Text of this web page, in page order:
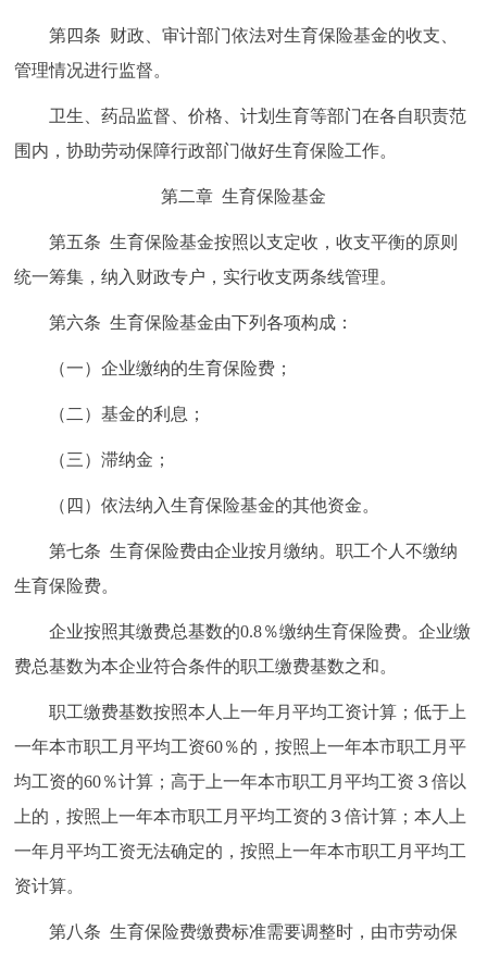
ESPAÑOL العربية PORTUGUÊS
第四条 财政、审计部门依法对生育保险基金的收支、
管理情况进行监督。
卫生、药品监督、价格、计划生育等部门在各自职责范
围内，协助劳动保障行政部门做好生育保险工作。
第二章 生育保险基金
第五条 生育保险基金按照以支定收，收支平衡的原则
统一筹集，纳入财政专户，实行收支两条线管理。
第六条 生育保险基金由下列各项构成：
（一）企业缴纳的生育保险费；
（二）基金的利息；
（三）滞纳金；
（四）依法纳入生育保险基金的其他资金。
第七条 生育保险费由企业按月缴纳。职工个人不缴纳
生育保险费。
企业按照其缴费总基数的0.8％缴纳生育保险费。企业缴
费总基数为本企业符合条件的职工缴费基数之和。
职工缴费基数按照本人上一年月平均工资计算；低于上
一年本市职工月平均工资60％的，按照上一年本市职工月平
均工资的60％计算；高于上一年本市职工月平均工资３倍以
上的，按照上一年本市职工月平均工资的３倍计算；本人上
一年月平均工资无法确定的，按照上一年本市职工月平均工
资计算。
第八条 生育保险费缴费标准需要调整时，由市劳动保